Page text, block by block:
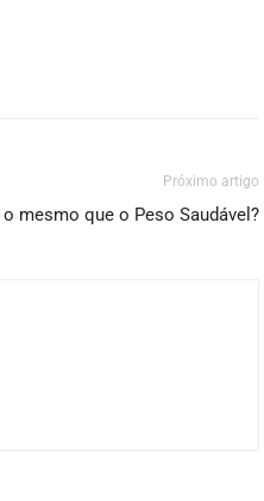
Próximo artigo
mesmo que o Peso Saudável?